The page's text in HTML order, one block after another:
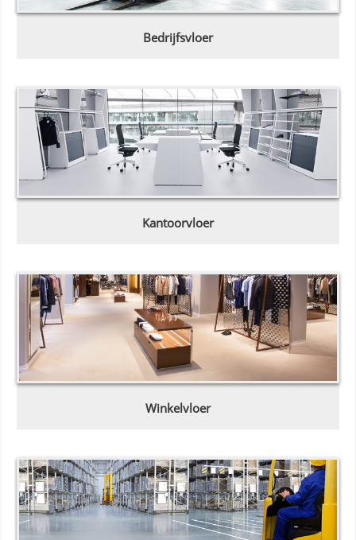
Bedrijfsvloer
Kantoorvloer
Winkelvloer